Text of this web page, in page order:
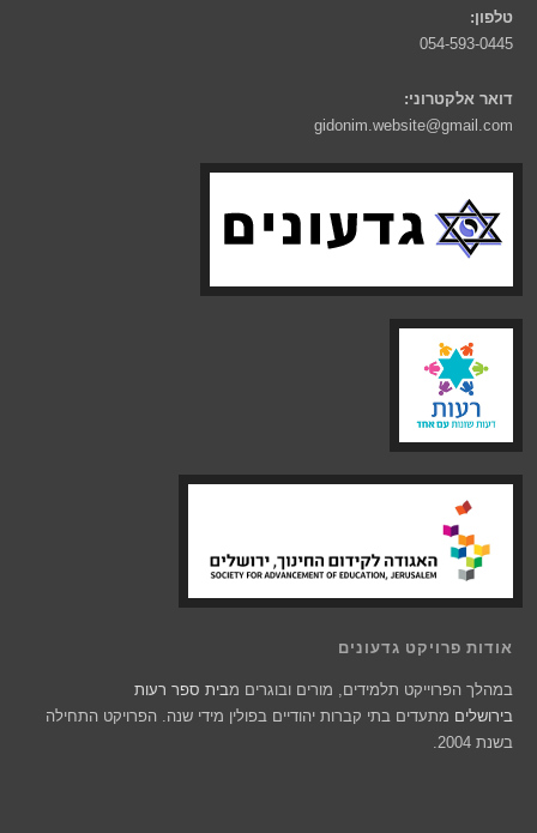
טלפון:
054-593-0445
דואר אלקטרוני:
gidonim.website@gmail.com
אודות פרויקט גדעונים
במהלך הפרוייקט תלמידים, מורים ובוגרים מבית ספר רעות
בירושלים מתעדים בתי קברות יהודיים בפולין מידי שנה. הפרויקט התחילה
בשנת 2004.